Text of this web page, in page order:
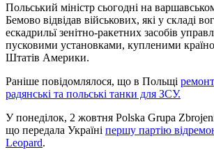
Польський міністр сьогодні на
Бемово відвідав військових, які у складі
ескадрильї зенітно-ракетних засобів
пусковими установками, купленими
Штатів Америки.
Раніше повідомлялося, що в Польщі
радянські та польські танки для ЗСУ.
У понеділок, 2 жовтня Polska Grupa
що передала Україні першу партію
Leopard.